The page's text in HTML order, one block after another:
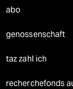
abo
genossenschaft
taz zahl ich
recherchefonds